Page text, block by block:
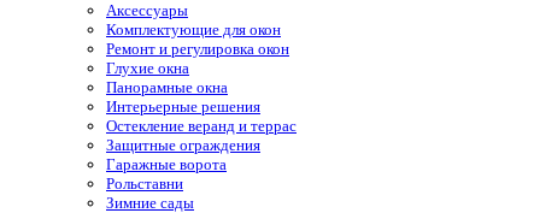
Аксессуары
Комплектующие для окон
Ремонт и регулировка окон
Глухие окна
Панорамные окна
Интерьерные решения
Остекление веранд и террас
Защитные ограждения
Гаражные ворота
Рольставни
Зимние сады